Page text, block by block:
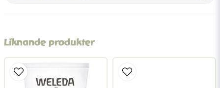
name
Namn
Liknande produkter